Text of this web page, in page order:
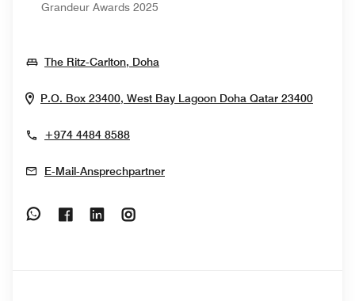
Grandeur Awards 2025
The Ritz-Carlton, DohaOpens In New Window
P.O. Box 23400, West Bay Lagoon Doha Qatar 23400Opens
+974 4484 8588
E-Mail-Ansprechpartner
Opens In New Window
Opens In New Window
Opens In New Window